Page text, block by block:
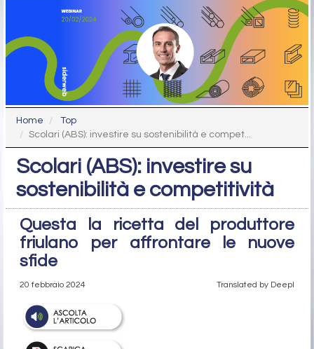
Home
Top
Scolari (ABS): investire su sostenibilità e compet...
Scolari (ABS): investire su
sostenibilità e competitività
Questa la ricetta del produttore
friulano per affrontare le nuove
sfide
20 febbraio 2024 Translated by Deepl